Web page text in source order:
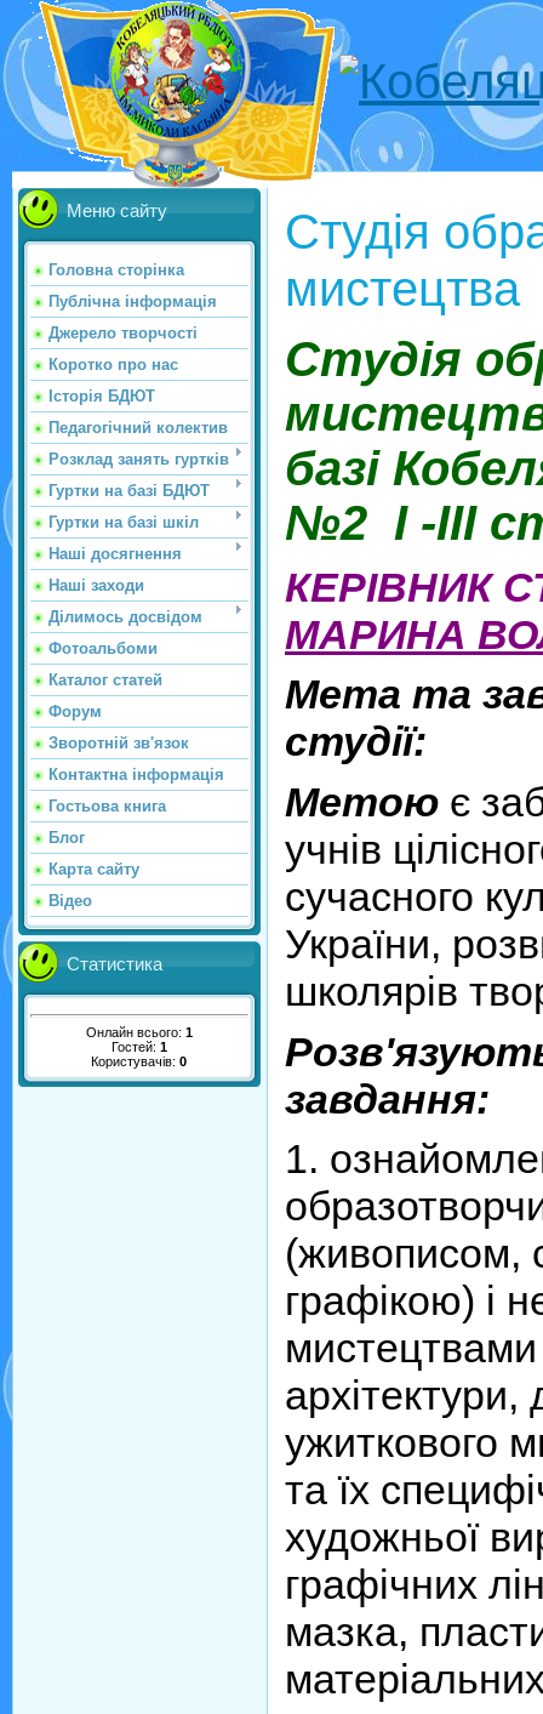
Меню сайту
Головна сторінка
Публічна інформація
Джерело творчості
Коротко про нас
Історія БДЮТ
Педагогічний колектив
Розклад занять гуртків
Гуртки на базі БДЮТ
Гуртки на базі шкіл
Наші досягнення
Наші заходи
Ділимось досвідом
Фотоальбоми
Каталог статей
Форум
Зворотній зв'язок
Контактна інформація
Гостьова книга
Блог
Карта сайту
Відео
Статистика
Онлайн всього: 1
Гостей: 1
Користувачів:0
Студія
мистецтва
Студія
базі
№2 І -ІІІ
КЕРІВНИК
МАРИНА
Мета та
студії:
Метою є
учнів
сучасного
України,
школярів
завдання:
1.
(живописом,
графікою) і
ужиткового
та їх
художньої
графічних
мазка,